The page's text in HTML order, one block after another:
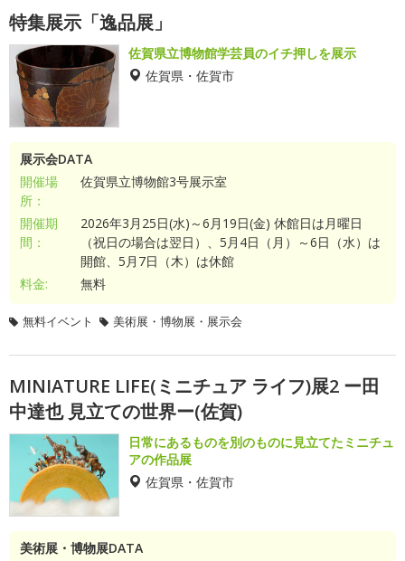
特集展示「逸品展」
佐賀県立博物館学芸員のイチ押しを展示
佐賀県・佐賀市
展示会DATA
開催場
所：
佐賀県立博物館3号展示室
開催期
間：
2026年3月25日(水)～6月19日(金) 休館日は月曜日
（祝日の場合は翌日）、5月4日（月）～6日（水）は
開館、5月7日（木）は休館
料金:
無料
無料イベント 美術展・博物展・展示会
MINIATURE LIFE(ミニチュア ライフ)展2 ー田
中達也 見立ての世界ー(佐賀)
日常にあるものを別のものに見立てたミニチュ
アの作品展
佐賀県・佐賀市
美術展・博物展DATA